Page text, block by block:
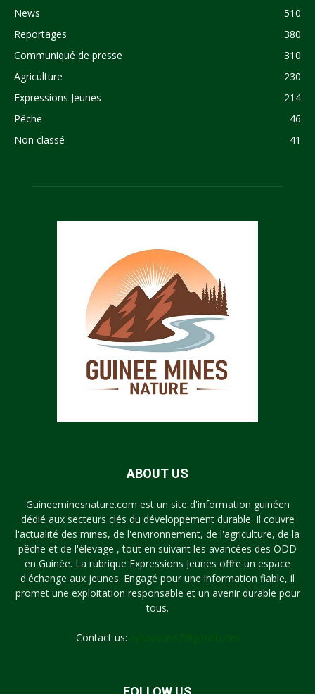
News
510
Reportages
380
Communiqué de presse
310
Agriculture
230
Expressions Jeunes
214
Pêche
46
Non classé
41
ABOUT US
Guineeminesnature.com est un site d'information guinéen
dédié aux secteurs clés du développement durable. Il couvre
l'actualité des mines, de l'environnement, de l'agriculture, de la
pêche et de l'élevage , tout en suivant les avancées des ODD
en Guinée. La rubrique Expressions Jeunes offre un espace
d'échange aux jeunes. Engagé pour une information fiable, il
promet une exploitation responsable et un avenir durable pour
tous.
Contact us: